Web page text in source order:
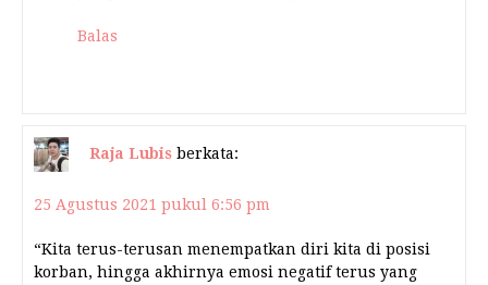
Balas
Raja Lubis berkata:
25 Agustus 2021 pukul 6:56 pm
“Kita terus-terusan menempatkan diri kita di posisi
korban, hingga akhirnya emosi negatif terus yang